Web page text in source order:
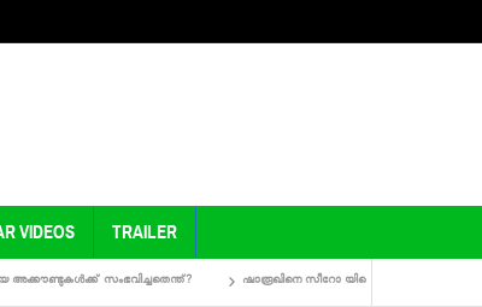
VIDEOS TRAILER
സംഭവിച്ചതെന്ത്? ഷാരൂഖിനെ സീറോ യിലെ ആദ്യ ഗാനം കാണാം